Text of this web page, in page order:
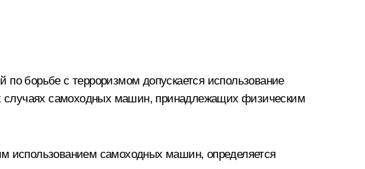
борьбе с терроризмом допускается использование
самоходных машин, принадлежащих физическим
использованием самоходных машин, определяется